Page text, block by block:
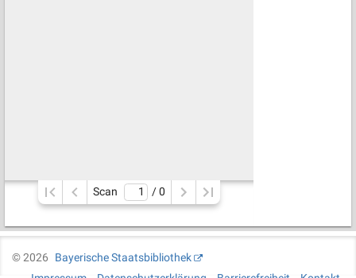
Scan / 0
©2026
Bayerische Staatsbibliothek